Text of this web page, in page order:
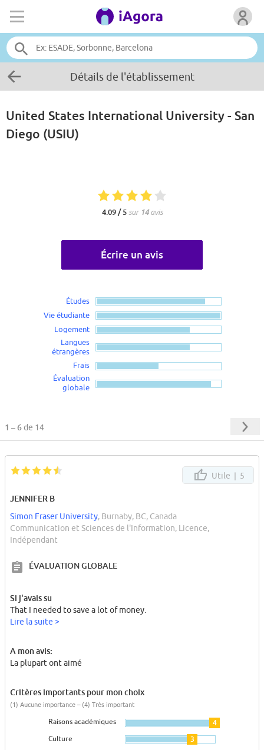
Détails de l'établissement
United States International University - San
Diego (USIU)
4.09 / 5 sur 14avis
Écrire un avis
Études
Vie étudiante
Logement
Langues
étrangères
Frais
Évaluation
globale
1 – 6de 14
Utile | 5
JENNIFER B
Simon Fraser University, Burnaby, BC, Canada
Communication et Sciences de l'Information, Licence,
Indépendant
ÉVALUATION GLOBALE
Si j'avais su
That I needed to save a lot of money.
Lire la suite >
A mon avis:
La plupart ont aimé
Critères importants pour mon choix
(1) Aucune importance – (4) Très important
Raisons académiques 4
Culture 3